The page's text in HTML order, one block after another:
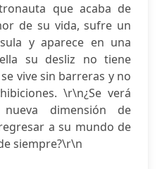
que acaba de
de su vida, sufre un
y aparece en una
su desliz no tiene
vive sin barreras y no
\r\n¿Se verá
dimensión de
a su mundo de
siempre?\r\n